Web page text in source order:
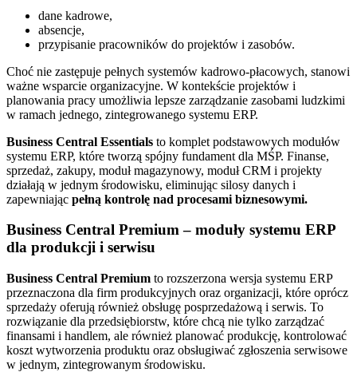
dane kadrowe,
absencje,
przypisanie pracowników do projektów i zasobów.
Choć nie zastępuje pełnych systemów kadrowo-płacowych, stanowi
ważne wsparcie organizacyjne. W kontekście projektów i
planowania pracy umożliwia lepsze zarządzanie zasobami ludzkimi
w ramach jednego, zintegrowanego systemu ERP.
Business Central Essentials to komplet podstawowych modułów
systemu ERP, które tworzą spójny fundament dla MŚP. Finanse,
sprzedaż, zakupy, moduł magazynowy, moduł CRM i projekty
działają w jednym środowisku, eliminując silosy danych i
zapewniając pełną kontrolę nad procesami biznesowymi.
Business Central Premium – moduły systemu ERP
dla produkcji i serwisu
Business Central Premium to rozszerzona wersja systemu ERP
przeznaczona dla firm produkcyjnych oraz organizacji, które oprócz
sprzedaży oferują również obsługę posprzedażową i serwis. To
rozwiązanie dla przedsiębiorstw, które chcą nie tylko zarządzać
finansami i handlem, ale również planować produkcję, kontrolować
koszt wytworzenia produktu oraz obsługiwać zgłoszenia serwisowe
w jednym, zintegrowanym środowisku.